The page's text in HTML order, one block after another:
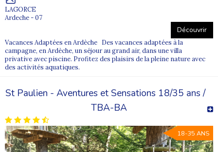
LAGORCE
Ardeche - 07
Découvrir
Vacances Adaptées en Ardèche Des vacances adaptées à la
campagne, en Ardèche, un séjour au grand air, dans une villa
privative avec piscine. Profitez des plaisirs de la pleine nature avec
des activités aquatiques.
St Paulien - Aventures et Sensations 18/35 ans /
TBA-BA
18-35 ANS